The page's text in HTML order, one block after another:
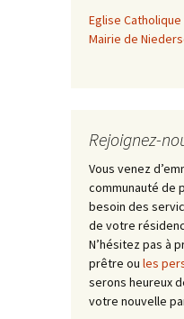
La Mense curialeEglise Catholique
Mairie de
Rejoignez-
Vous venez
communauté de
besoin des
de votre
N’hésitez pas à
prêtre ou les
serons heureux
votre nouvelle